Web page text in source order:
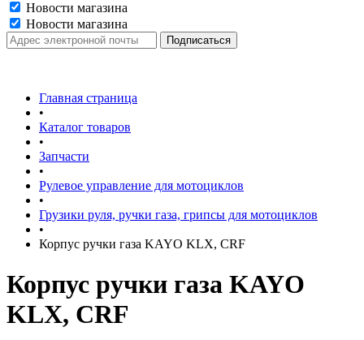
Новости магазина
Новости магазина
Главная страница
•
Каталог товаров
•
Запчасти
•
Рулевое управление для мотоциклов
•
Грузики руля, ручки газа, грипсы для мотоциклов
•
Корпус ручки газа KAYO KLX, CRF
Корпус ручки газа KAYO
KLX, CRF